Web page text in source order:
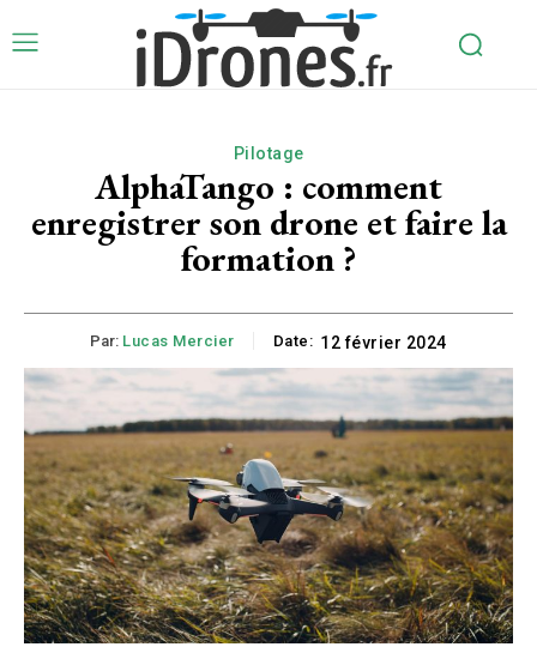
Pilotage
AlphaTango : comment
enregistrer son drone et faire la
formation ?
Par: Lucas Mercier Date: 12 février 2024